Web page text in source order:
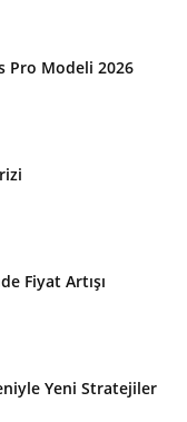
Pro Modeli 2026
Fiyat Artışı
Yeni Stratejiler